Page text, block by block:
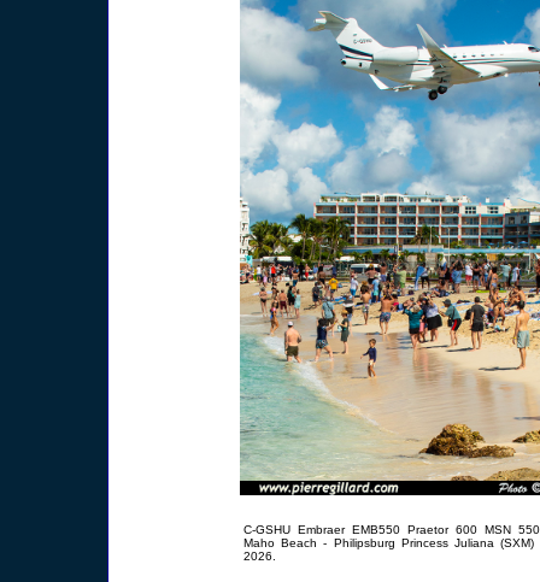
C-GSHU Embraer EMB550 Praetor 600 MSN
Maho Beach - Philipsburg Princess Juliana
2026.